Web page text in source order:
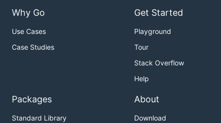
Why Go
Use Cases
Case Studies
Get Started
Playground
Tour
Stack Overflow
Help
Packages
Standard Library
About
Download